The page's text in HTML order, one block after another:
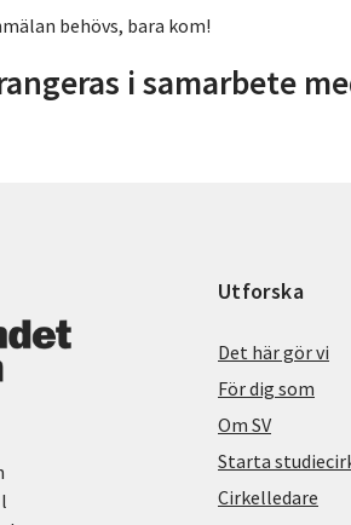
behövs, bara kom!
i samarbete
Utforska
Det här gör vi
För dig som
Om SV
Starta
Cirkelledare